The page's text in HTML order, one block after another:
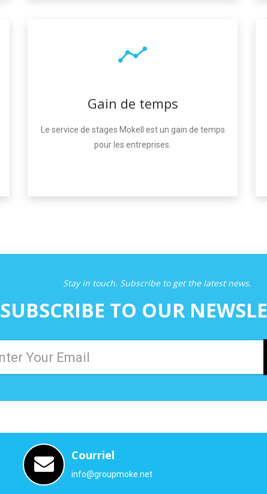
Gain de temps
Le service de stages Mokell est un gain de temps
pour les entreprises.
Stay in touch. Subscribe to get the latest news.
SUBSCRIBE TO OUR
Courriel
info@groupmoke.net